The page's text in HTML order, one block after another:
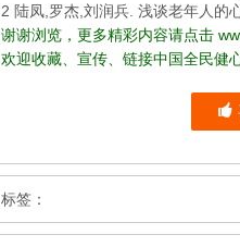
2 陆凤,罗杰,刘润兵. 浅谈老年人的
谢谢浏览，更多精彩内容请点击
欢迎收藏、宣传、链接中国全民健
标签：